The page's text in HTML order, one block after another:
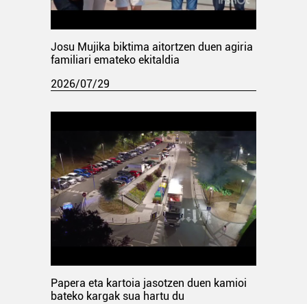
Josu Mujika biktima aitortzen duen agiria
familiari emateko ekitaldia
2026/07/29
Papera eta kartoia jasotzen duen kamioi
bateko kargak sua hartu du